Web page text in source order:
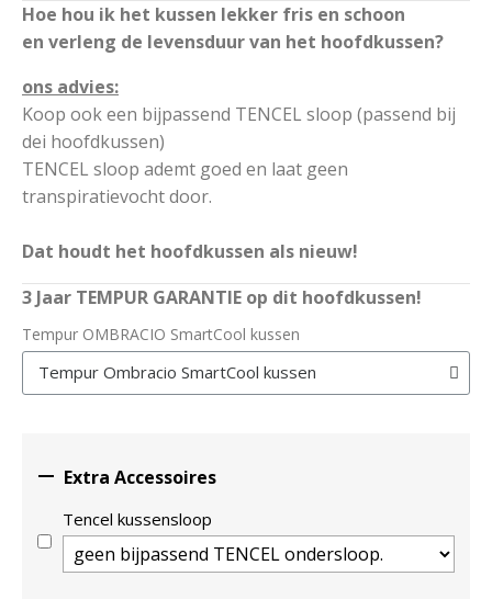
Hoe hou ik het kussen lekker fris en schoon
en verleng de levensduur van het hoofdkussen?
ons advies:
Koop ook een bijpassend TENCEL sloop (passend bij
dei hoofdkussen)
TENCEL sloop ademt goed en laat geen
transpiratievocht door.
Dat houdt het hoofdkussen als nieuw!
3 Jaar TEMPUR GARANTIE op dit hoofdkussen!
Tempur OMBRACIO SmartCool kussen
 Extra Accessoires
Tencel kussensloop